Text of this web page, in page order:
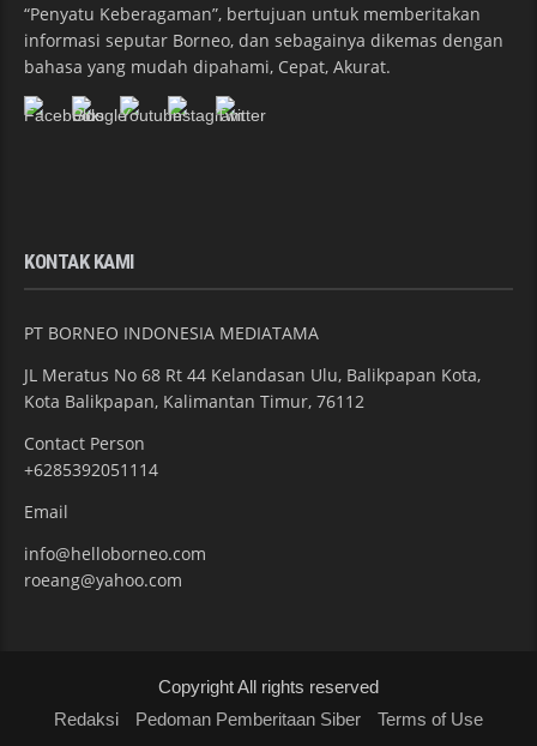
“Penyatu Keberagaman”, bertujuan untuk memberitakan
informasi seputar Borneo, dan sebagainya dikemas dengan
bahasa yang mudah dipahami, Cepat, Akurat.
KONTAK KAMI
PT BORNEO INDONESIA MEDIATAMA
JL Meratus No 68 Rt 44 Kelandasan Ulu, Balikpapan Kota,
Kota Balikpapan, Kalimantan Timur, 76112
Contact Person
+6285392051114
Email
info@helloborneo.com
roeang@yahoo.com
Copyright All rights reserved
Redaksi
Pedoman Pemberitaan Siber Terms of Use